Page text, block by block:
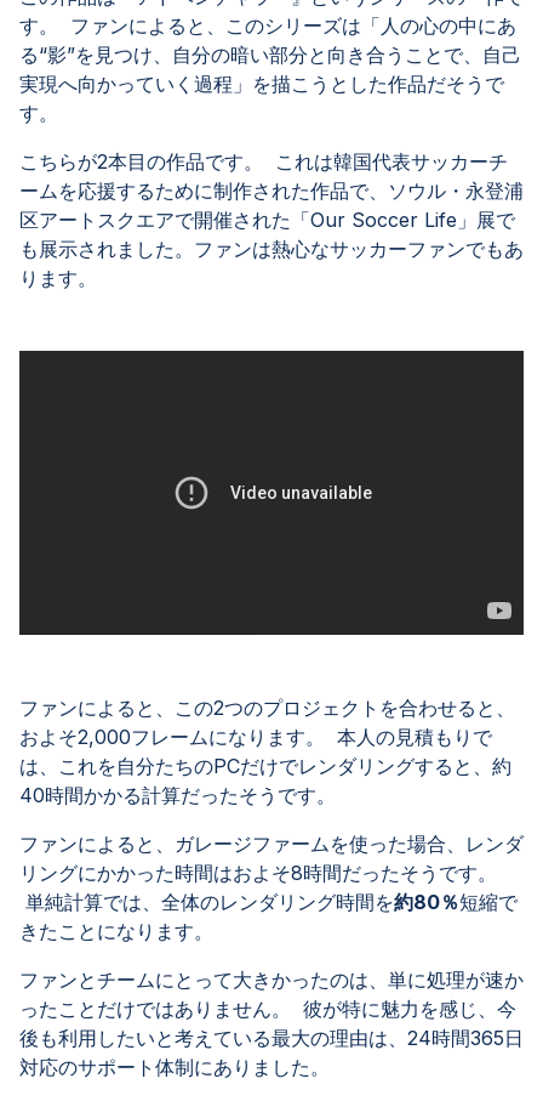
す。 ファンによると、このシリーズは「人の心の中にあ
る“影”を見つけ、自分の暗い部分と向き合うことで、自己
実現へ向かっていく過程」を描こうとした作品だそうで
す。
こちらが2本目の作品です。 これは韓国代表サッカーチ
ームを応援するために制作された作品で、ソウル・永登浦
区アートスクエアで開催された「Our Soccer Life」展で
も展示されました。ファンは熱心なサッカーファンでもあ
ります。
ファンによると、この2つのプロジェクトを合わせると、
およそ2,000フレームになります。 本人の見積もりで
は、これを自分たちのPCだけでレンダリングすると、約
40時間かかる計算だったそうです。
ファンによると、ガレージファームを使った場合、レンダ
リングにかかった時間はおよそ8時間だったそうです。
単純計算では、全体のレンダリング時間を約80％短縮で
きたことになります。
ファンとチームにとって大きかったのは、単に処理が速か
ったことだけではありません。 彼が特に魅力を感じ、今
後も利用したいと考えている最大の理由は、24時間365日
対応のサポート体制にありました。